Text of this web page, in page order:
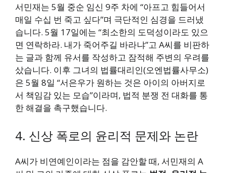
서민재는 5월 중순 임신 9주 차에 “아프고 힘들어서
매일 수십 번 죽고 싶다”며 극단적인 심경을 드러냈
습니다. 5월 17일에는 “최소한의 도덕성이라도 있으
면 연락하라. 내가 죽어주길 바라냐”고 A씨를 비판하
는 글과 함께 유서를 작성하고 잠적해 주변의 우려를
샀습니다. 이후 그녀의 법률대리인(오엔법률사무소)
은 5월 8일 “서은우가 원하는 것은 아이의 아버지로
서 책임감 있는 모습”이라며, 법적 분쟁 전 대화를 통
한 해결을 촉구했습니다.
4. 신상 폭로의 윤리적 문제와 논란
A씨가 비연예인이라는 점을 감안할 때, 서민재의 A